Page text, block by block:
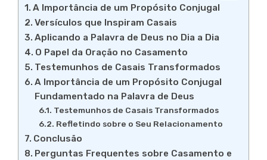
A Importância de um Propósito Conjugal
Versículos que Inspiram Casais
Aplicando a Palavra de Deus no Dia a Dia
O Papel da Oração no Casamento
Testemunhos de Casais Transformados
A Importância de um Propósito Conjugal
Fundamentado na Palavra de Deus
Testemunhos de Casais Transformados
Refletindo sobre o Seu Relacionamento
Conclusão
Perguntas Frequentes sobre Casamento e